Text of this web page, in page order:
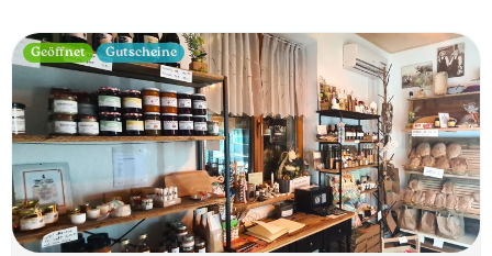
Geöffnet Gutscheine